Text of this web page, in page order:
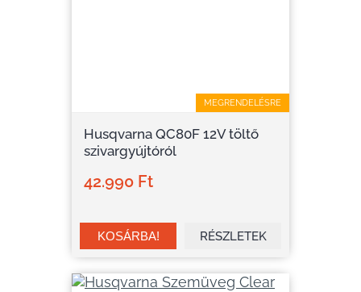
MEGRENDELÉSRE
Husqvarna QC80F 12V töltő
szivargyújtóról
42.990 Ft
RÉSZLETEK